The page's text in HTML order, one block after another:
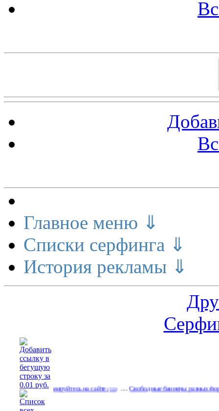
Главное меню ⇓
Списки серфинга ⇓
История рекламы ⇓
Рекламируйтесь на сайте(532)…Свободные баннеры разных форматов